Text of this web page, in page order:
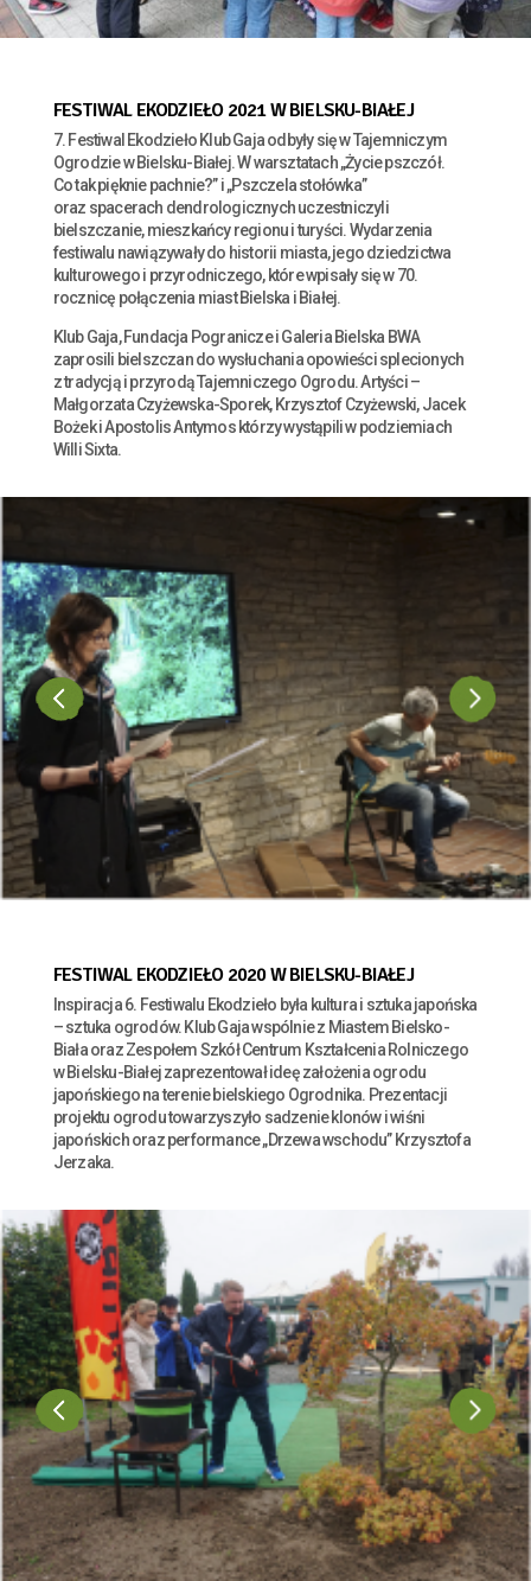
FESTIWAL EKODZIEŁO 2021 W BIELSKU-BIAŁEJ
7. Festiwal Ekodzieło Klub Gaja odbyły się w Tajemniczym
Ogrodzie w Bielsku-Białej. W warsztatach „Życie pszczół.
Co tak pięknie pachnie?” i „Pszczela stołówka”
oraz spacerach dendrologicznych uczestniczyli
bielszczanie, mieszkańcy regionu i turyści. Wydarzenia
festiwalu nawiązywały do historii miasta, jego dziedzictwa
kulturowego i przyrodniczego, które wpisały się w 70.
rocznicę połączenia miast Bielska i Białej.
Klub Gaja, Fundacja Pogranicze i Galeria Bielska BWA
zaprosili bielszczan do wysłuchania opowieści splecionych
z tradycją i przyrodą Tajemniczego Ogrodu. Artyści –
Małgorzata Czyżewska-Sporek, Krzysztof Czyżewski, Jacek
Bożek i Apostolis Antymos którzy wystąpili w podziemiach
Willi Sixta.
FESTIWAL EKODZIEŁO 2020 W BIELSKU-BIAŁEJ
Inspiracja 6. Festiwalu Ekodzieło była kultura i sztuka japońska
– sztuka ogrodów. Klub Gaja wspólnie z Miastem Bielsko-
Biała oraz Zespołem Szkół Centrum Kształcenia Rolniczego
w Bielsku-Białej zaprezentował ideę założenia ogrodu
japońskiego na terenie bielskiego Ogrodnika. Prezentacji
projektu ogrodu towarzyszyło sadzenie klonów i wiśni
japońskich oraz performance „Drzewa wschodu” Krzysztofa
Jerzaka.